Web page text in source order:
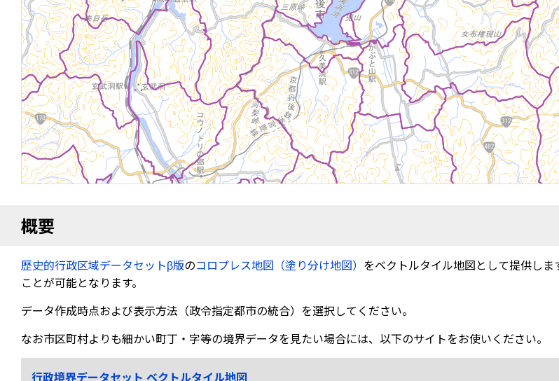
概要
歴史的行政区域データセットβ版のコロプレス地図（塗り分け地図） をベクトルタイル地図として提供し
ことが可能となります。
データ作成時点および表示方法（政令指定都市の統合）を選択してください。
なお市区町村よりも細かい町丁・字等の境界データを見たい場合には、以下のサイトをお使いください。
行政境界データセット ベクトルタイル地図